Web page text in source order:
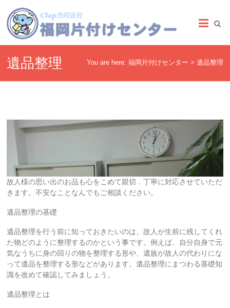
content
福
岡
片
付
ン
タ
ー
信
頼・
心・
安・
九
州・
福
岡・
付
遺品整理 You are here: 福岡片付けセンター > 遺品整理
故人様の思い出のお品も心をこめて親切．丁寧に対応させていただ
きます。不安なことなんでもご相談ください。
遺品整理の基礎
遺品整理を行う前に知っておきたいのは、故人が生前に残してくれ
た物どのように整理するのかという事です。例えば、自分自身で元
気なうちに身の回りの物を整理する形や、遺族が故人の代わりにな
って遺品を整理する形などがあります。遺品整理にまつわる基礎知
識を改めて確認してみましょう。
遺品整理とは